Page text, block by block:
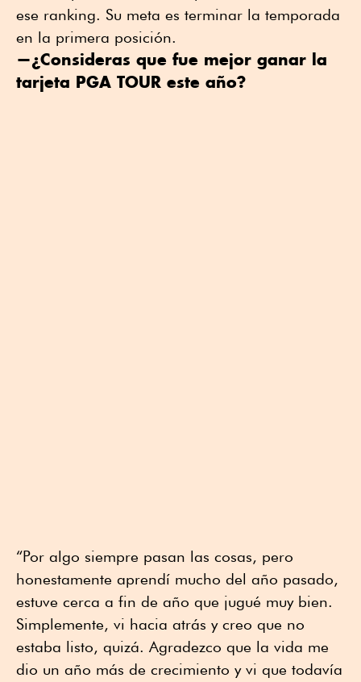
ese ranking. Su meta es terminar la temporada
en la primera posición.
—¿Consideras que fue mejor ganar la
tarjeta PGA TOUR este año?
“Por algo siempre pasan las cosas, pero
honestamente aprendí mucho del año pasado,
estuve cerca a fin de año que jugué muy bien.
Simplemente, vi hacia atrás y creo que no
estaba listo, quizá. Agradezco que la vida me
dio un año más de crecimiento y vi que todavía